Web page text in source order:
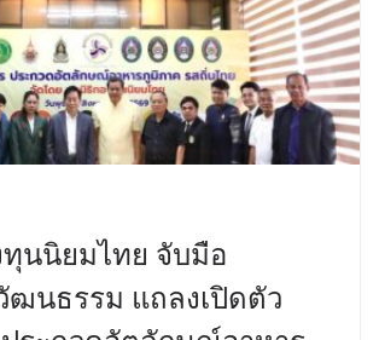
นนิยมไทย จับมือ
ฒนธรรม แถลงเปิดตัว